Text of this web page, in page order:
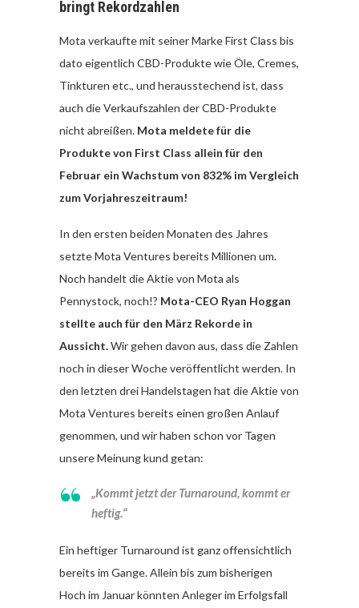
bringt Rekordzahlen
Mota verkaufte mit seiner Marke First Class bis
dato eigentlich CBD-Produkte wie Öle, Cremes,
Tinkturen etc., und herausstechend ist, dass
auch die Verkaufszahlen der CBD-Produkte
nicht abreißen. Mota meldete für die
Produkte von First Class allein für den
Februar ein Wachstum von 832% im Vergleich
zum Vorjahreszeitraum!
In den ersten beiden Monaten des Jahres
setzte Mota Ventures bereits Millionen um.
Noch handelt die Aktie von Mota als
Pennystock, noch!? Mota-CEO Ryan Hoggan
stellte auch für den März Rekorde in
Aussicht.Wir gehen davon aus, dass die Zahlen
noch in dieser Woche veröffentlicht werden. In
den letzten drei Handelstagen hat die Aktie von
Mota Ventures bereits einen großen Anlauf
genommen, und wir haben schon vor Tagen
unsere Meinung kund getan:
„Kommt jetzt der Turnaround, kommt er
heftig.“
Ein heftiger Turnaround ist ganz offensichtlich
bereits im Gange. Allein bis zum bisherigen
Hoch im Januar könnten Anleger im Erfolgsfall